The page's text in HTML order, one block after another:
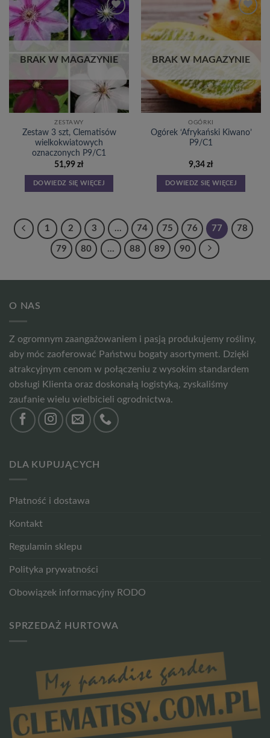
Dodaj
do
listy
BRAK W MAGAZYNIE
ZESTAWY
Zestaw 3 szt, Clematisów
wielkokwiatowych
oznaczonych P9/C1
51,99 zł
DOWIEDZ SIĘ WIĘCEJ
Dodaj
listy
BRAK W MAGAZYNIE
OGÓRKI
Ogórek ‘Afrykański Kiwano’
P9/C1
9,34 zł
DOWIEDZ SIĘ WIĘCEJ
1 2 3 … 74 75 76 77 78
79 80 … 88 89 90
O NAS
Z ogromnym zaangażowaniem i pasją produkujemy rośliny,
aby móc zaoferować Państwu bogaty asortyment. Dzięki
atrakcyjnym cenom w połączeniu z wysokim standardem
obsługi Klienta oraz doskonałą logistyką, zyskaliśmy
zaufanie wielu wielbicieli ogrodnictwa.
DLA KUPUJĄCYCH
Płatność i dostawa
Kontakt
Regulamin sklepu
Polityka prywatności
Obowiązek informacyjny RODO
SPRZEDAŻ HURTOWA